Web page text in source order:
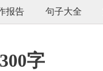
报告 句子大全
字